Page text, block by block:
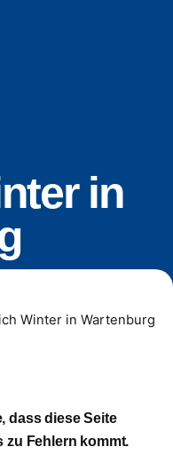
in
Winter in Wartenburg
dass diese Seite
zu Fehlern kommt.